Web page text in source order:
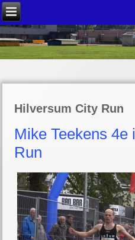
Hilversum City Run
Mike Teekens
Run